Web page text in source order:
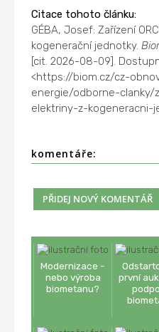
Citace tohoto článku:
GÉBA, Josef: Zařízení
kogenerační jednotky.
[cit. 2026-08-09].
<https://biom.cz/cz-
energie/odborne-
elektriny-z-kogeneracni-
komentáře:
Modernizace -
nebo výroba
biometanu?
první